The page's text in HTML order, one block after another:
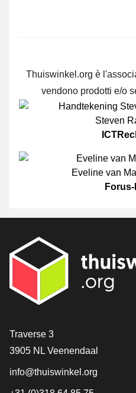
Thuiswinkel.org è
vendono prodotti e/o
Steven
Eveline van
[_General:Contact]
Traverse 3
3905 NL Veenendaal
info@thuiswinkel.org